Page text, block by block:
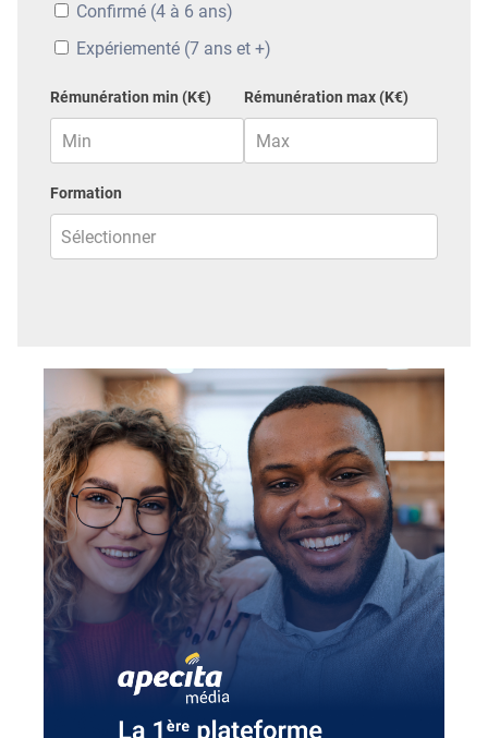
Confirmé (4 à 6 ans)
Expériementé (7 ans et +)
Rémunération min (K€) Rémunération max (K€)
Formation